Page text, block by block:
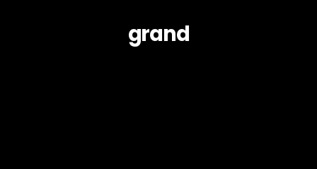
grand